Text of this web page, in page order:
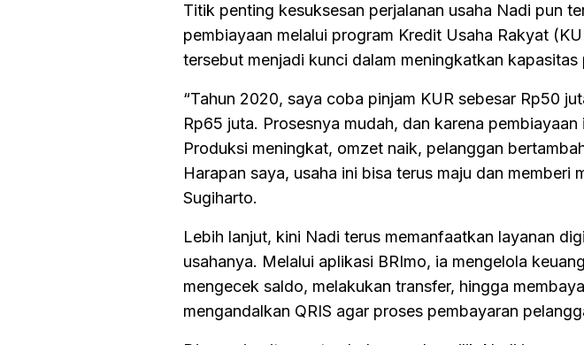
Titik penting kesuksesan perjalanan usaha Nadi pun
pembiayaan melalui program Kredit Usaha Rakyat
tersebut menjadi kunci dalam meningkatkan
“Tahun 2020, saya coba pinjam KUR sebesar Rp50
Rp65 juta. Prosesnya mudah, dan karena
Produksi meningkat, omzet naik, pelanggan
Harapan saya, usaha ini bisa terus maju dan memberi
Sugiharto.
Lebih lanjut, kini Nadi terus memanfaatkan layanan
usahanya. Melalui aplikasi BRImo, ia mengelola
mengecek saldo, melakukan transfer, hingga
mengandalkan QRIS agar proses pembayaran